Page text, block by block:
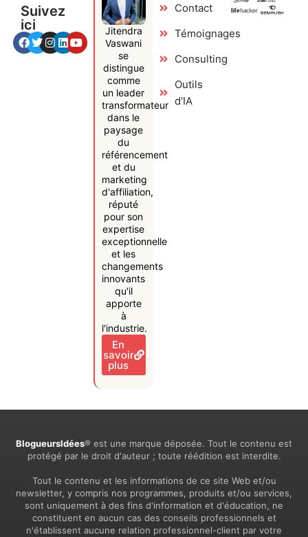
Suivez
ici
Jitendra
Vaswani
se
distingue
comme
un leader
transformateur
dans le
paysage
du
référencement
et du
marketing
d'affiliation,
réputé
pour son
expertise
exceptionnelle
et les
changements
innovants
qu'il
apporte
à
l'industrie.
En
savoir
plus
Contact
Témoignages
Consulting
Outils
d'IA
BlogueursIdées® est une marque déposée. Tout le contenu est
protégé par le droit d'auteur ; toute réédition est interdite.
Tout le contenu et les informations de ce site Web et/ou
newsletter, y compris nos programmes, produits et/ou services,
sont uniquement à des fins d'information et d'éducation, ne
constituent en aucun cas des conseils professionnels et
n'établissent aucune relation professionnel-client par votre